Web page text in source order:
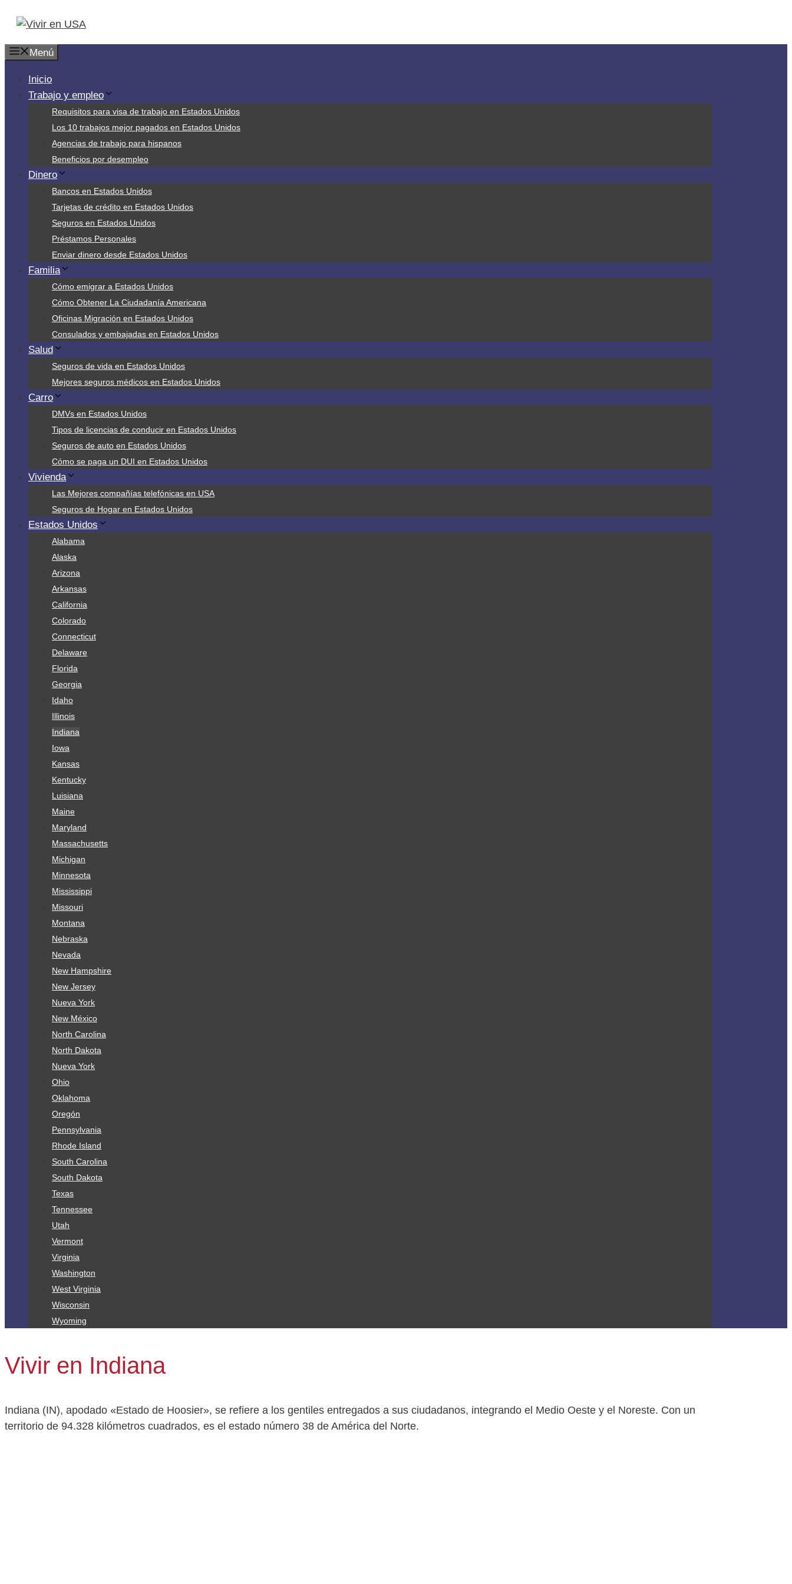
contenido
Menú
Inicio
Trabajo y empleo
Requisitos para visa de trabajo en Estados Unidos
Los 10 trabajos mejor pagados en Estados Unidos
Agencias de trabajo para hispanos
Beneficios por desempleo
Dinero
Bancos en Estados Unidos
Tarjetas de crédito en Estados Unidos
Seguros en Estados Unidos
Préstamos Personales
Enviar dinero desde Estados Unidos
Familia
Cómo emigrar a Estados Unidos
Cómo Obtener La Ciudadanía Americana
Oficinas Migración en Estados Unidos
Consulados y embajadas en Estados Unidos
Salud
Seguros de vida en Estados Unidos
Mejores seguros médicos en Estados Unidos
Carro
DMVs en Estados Unidos
Tipos de licencias de conducir en Estados Unidos
Seguros de auto en Estados Unidos
Cómo se paga un DUI en Estados Unidos
Vivienda
Las Mejores compañías telefónicas en USA
Seguros de Hogar en Estados Unidos
Estados Unidos
Alabama
Alaska
Arizona
Arkansas
California
Colorado
Connecticut
Delaware
Florida
Georgia
Idaho
Illinois
Indiana
Iowa
Kansas
Kentucky
Luisiana
Maine
Maryland
Massachusetts
Michigan
Minnesota
Mississippi
Missouri
Montana
Nebraska
Nevada
New Hampshire
New Jersey
Nueva York
New México
North Carolina
North Dakota
Nueva York
Ohio
Oklahoma
Oregón
Pennsylvania
Rhode Island
South Carolina
South Dakota
Texas
Tennessee
Utah
Vermont
Virginia
Washington
West Virginia
Wisconsin
Wyoming
Vivir en Indiana
Indiana (IN), apodado «Estado de Hoosier», se refiere a los gentiles entregados a sus ciudadanos, integrando el Medio Oeste y el Noreste. Con un
territorio de 94.328 kilómetros cuadrados, es el estado número 38 de América del Norte.